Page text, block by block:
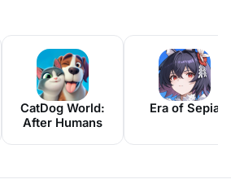
CatDog World:
After Humans
Era of Sepia